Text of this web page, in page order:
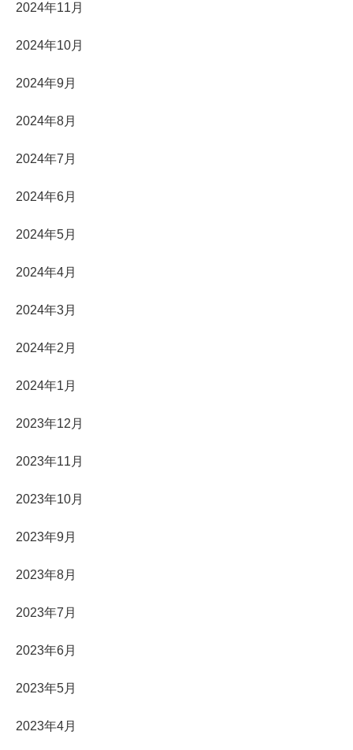
2024年11月
2024年10月
2024年9月
2024年8月
2024年7月
2024年6月
2024年5月
2024年4月
2024年3月
2024年2月
2024年1月
2023年12月
2023年11月
2023年10月
2023年9月
2023年8月
2023年7月
2023年6月
2023年5月
2023年4月